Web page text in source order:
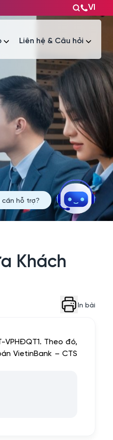
VI
Liên hệ & Câu hỏi
Khách
In bài
Theo đó,
VietinBank – CTS
cần hỗ trợ?